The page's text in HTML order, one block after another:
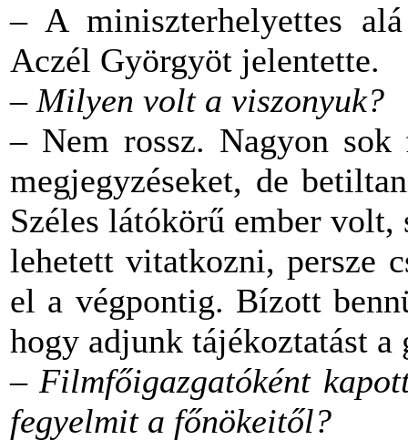
– A miniszterhelyettes
Aczél Györgyöt jelentette.
– Milyen volt a viszonyuk?
– Nem rossz. Nagyon
megjegyzéseket, de
Széles látókörű ember
lehetett vitatkozni, persze
el a végpontig. Bízott
hogy adjunk tájékoztatást
– Filmfőigazgatóként
fegyelmit a főnökeitől?